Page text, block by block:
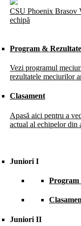
CSU Phoenix Brasov
echipă
Program & Rezultate
Vezi programul
rezultatele meciurilor
Clasament
Apasă aici pentru a
actual al echipelor din
Juniori I
Program
Juniori II